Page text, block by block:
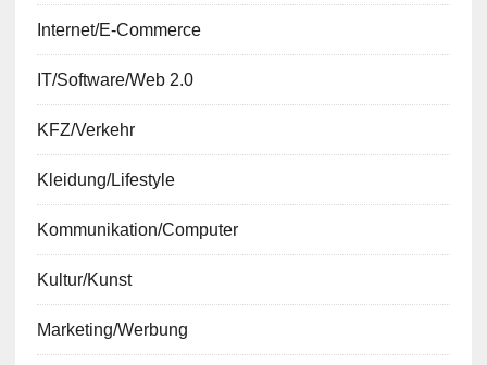
Internet/E-Commerce
IT/Software/Web 2.0
KFZ/Verkehr
Kleidung/Lifestyle
Kommunikation/Computer
Kultur/Kunst
Marketing/Werbung